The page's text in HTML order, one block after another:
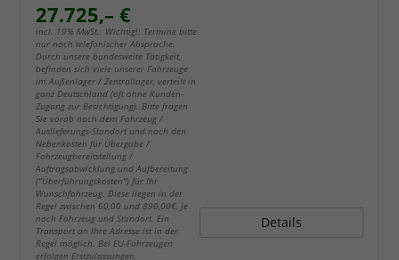
27.725,– €
incl. 19% MwSt.. Wichtig!: Termine bitte
nur nach telefonischer Absprache.
Durch unsere bundesweite Tätigkeit,
befinden sich viele unserer Fahrzeuge
im Außenlager / Zentrallager, verteilt in
ganz Deutschland (oft ohne Kunden-
Zugang zur Besichtigung). Bitte fragen
Sie vorab nach dem Fahrzeug /
Auslieferungs-Standort und nach den
Nebenkosten für Übergabe /
Fahrzeugbereitstellung /
Auftragsabwicklung und Aufbereitung
("Überführungskosten") für Ihr
Wunschfahrzeug. Diese liegen in der
Regel zwischen 60,00 und 890,00€, je
nach Fahrzeug und Standort. Ein
Transport an Ihre Adresse ist in der
Regel möglich. Bei EU-Fahrzeugen
erfolgen Erstzulassungen,
Details